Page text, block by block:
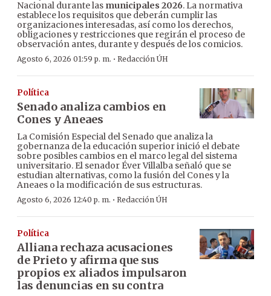
Nacional durante las municipales 2026. La normativa
establece los requisitos que deberán cumplir las
organizaciones interesadas, así como los derechos,
obligaciones y restricciones que regirán el proceso de
observación antes, durante y después de los comicios.
Agosto 6, 2026 01:59 p. m. · Redacción ÚH
Política
Senado analiza cambios en
Cones y Aneaes
La Comisión Especial del Senado que analiza la
gobernanza de la educación superior inició el debate
sobre posibles cambios en el marco legal del sistema
universitario. El senador Éver Villalba señaló que se
estudian alternativas, como la fusión del Cones y la
Aneaes o la modificación de sus estructuras.
Agosto 6, 2026 12:40 p. m. · Redacción ÚH
Política
Alliana rechaza acusaciones
de Prieto y afirma que sus
propios ex aliados impulsaron
las denuncias en su contra